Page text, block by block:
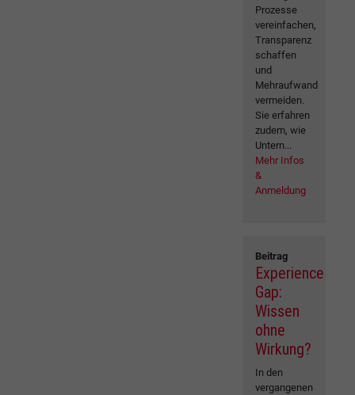
Prozesse
vereinfachen,
Transparenz
schaffen
und
Mehraufwand
vermeiden.
Sie erfahren
zudem, wie
Untern...
Mehr Infos
&
Anmeldung
Beitrag
Experience
Gap:
Wissen
ohne
Wirkung?
In den
vergangenen